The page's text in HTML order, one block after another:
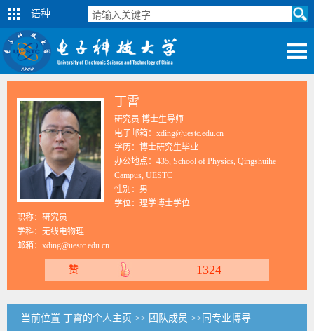
语种
丁霄
研究员 博士生导师
电子邮箱：xding@uestc.edu.cn
学历：博士研究生毕业
办公地点：435, School of Physics, Qingshuihe
Campus, UESTC
性别：男
学位：理学博士学位
职称：研究员
学科：无线电物理
邮箱： xding@uestc.edu.cn
赞 1324
当前位置 丁霄的个人主页 >> 团队成员 >>同专业博导